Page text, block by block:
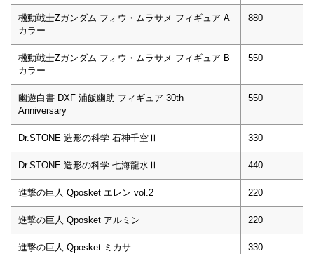
機動戦士Zガンダム フォウ・ムラサメ フィギュア A
カラー
880
機動戦士Zガンダム フォウ・ムラサメ フィギュア B
カラー
550
幽遊白書 DXF 浦飯幽助 フィギュア 30th
Anniversary
550
Dr.STONE 造形の科学 石神千空Ⅱ 330
Dr.STONE 造形の科学 七海龍水Ⅱ 440
進撃の巨人 Qposket エレン vol.2 220
進撃の巨人 Qposket アルミン 220
進撃の巨人 Qposket ミカサ 330